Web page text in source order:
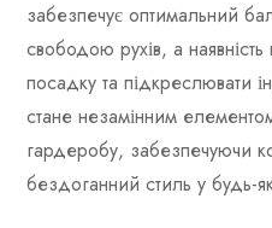
забезпечує оптимальний
свободою рухів, а
посадку та підкреслювати
стане незамінним
гардеробу, забезпечуючи
бездоганний стиль у будь-